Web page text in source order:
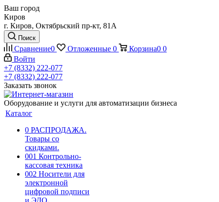
Ваш город
Киров
г. Киров, Октябрьский пр-кт, 81А
Поиск
Сравнение0 Отложенные 0 Корзина0 0
Войти
+7 (8332) 222-077
+7 (8332) 222-077
Заказать звонок
Оборудование и услуги для автоматизации бизнеса
Каталог
0 РАСПРОДАЖА.
Товары со
скидками.
001 Контрольно-
кассовая техника
002 Носители для
электронной
цифровой подписи
и ЭДО.